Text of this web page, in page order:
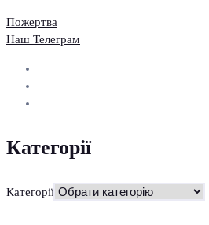
Пожертва
Наш Телеграм
Категорії
Категорії